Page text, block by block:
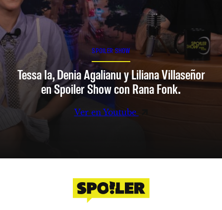
SPOILER SHOW
Tessa Ia, Denia Agalianu y Liliana Villaseñor
en Spoiler Show con Rana Fonk.
Ver en Youtube